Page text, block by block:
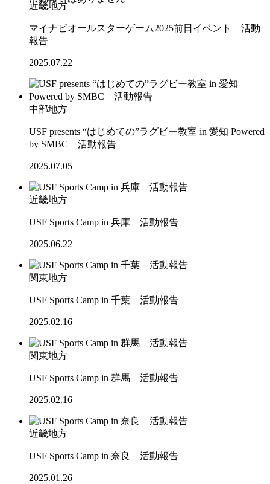
近畿地方
マイナビオールスターゲーム2025前日イベント 活動
報告
2025.07.22
中部地方
USF presents “はじめての”ラグビー教室 in 愛知 Powered
by SMBC 活動報告
2025.07.05
近畿地方
USF Sports Camp in 兵庫 活動報告
2025.06.22
関東地方
USF Sports Camp in 千葉 活動報告
2025.02.16
関東地方
USF Sports Camp in 群馬 活動報告
2025.02.16
近畿地方
USF Sports Camp in 奈良 活動報告
2025.01.26